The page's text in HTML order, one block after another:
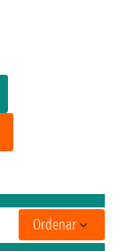
Ordenar